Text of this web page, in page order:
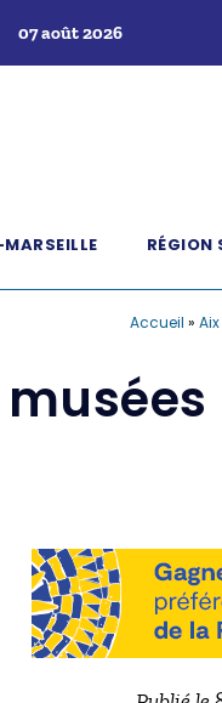
07 août 2026
RÉGION
Accueil »